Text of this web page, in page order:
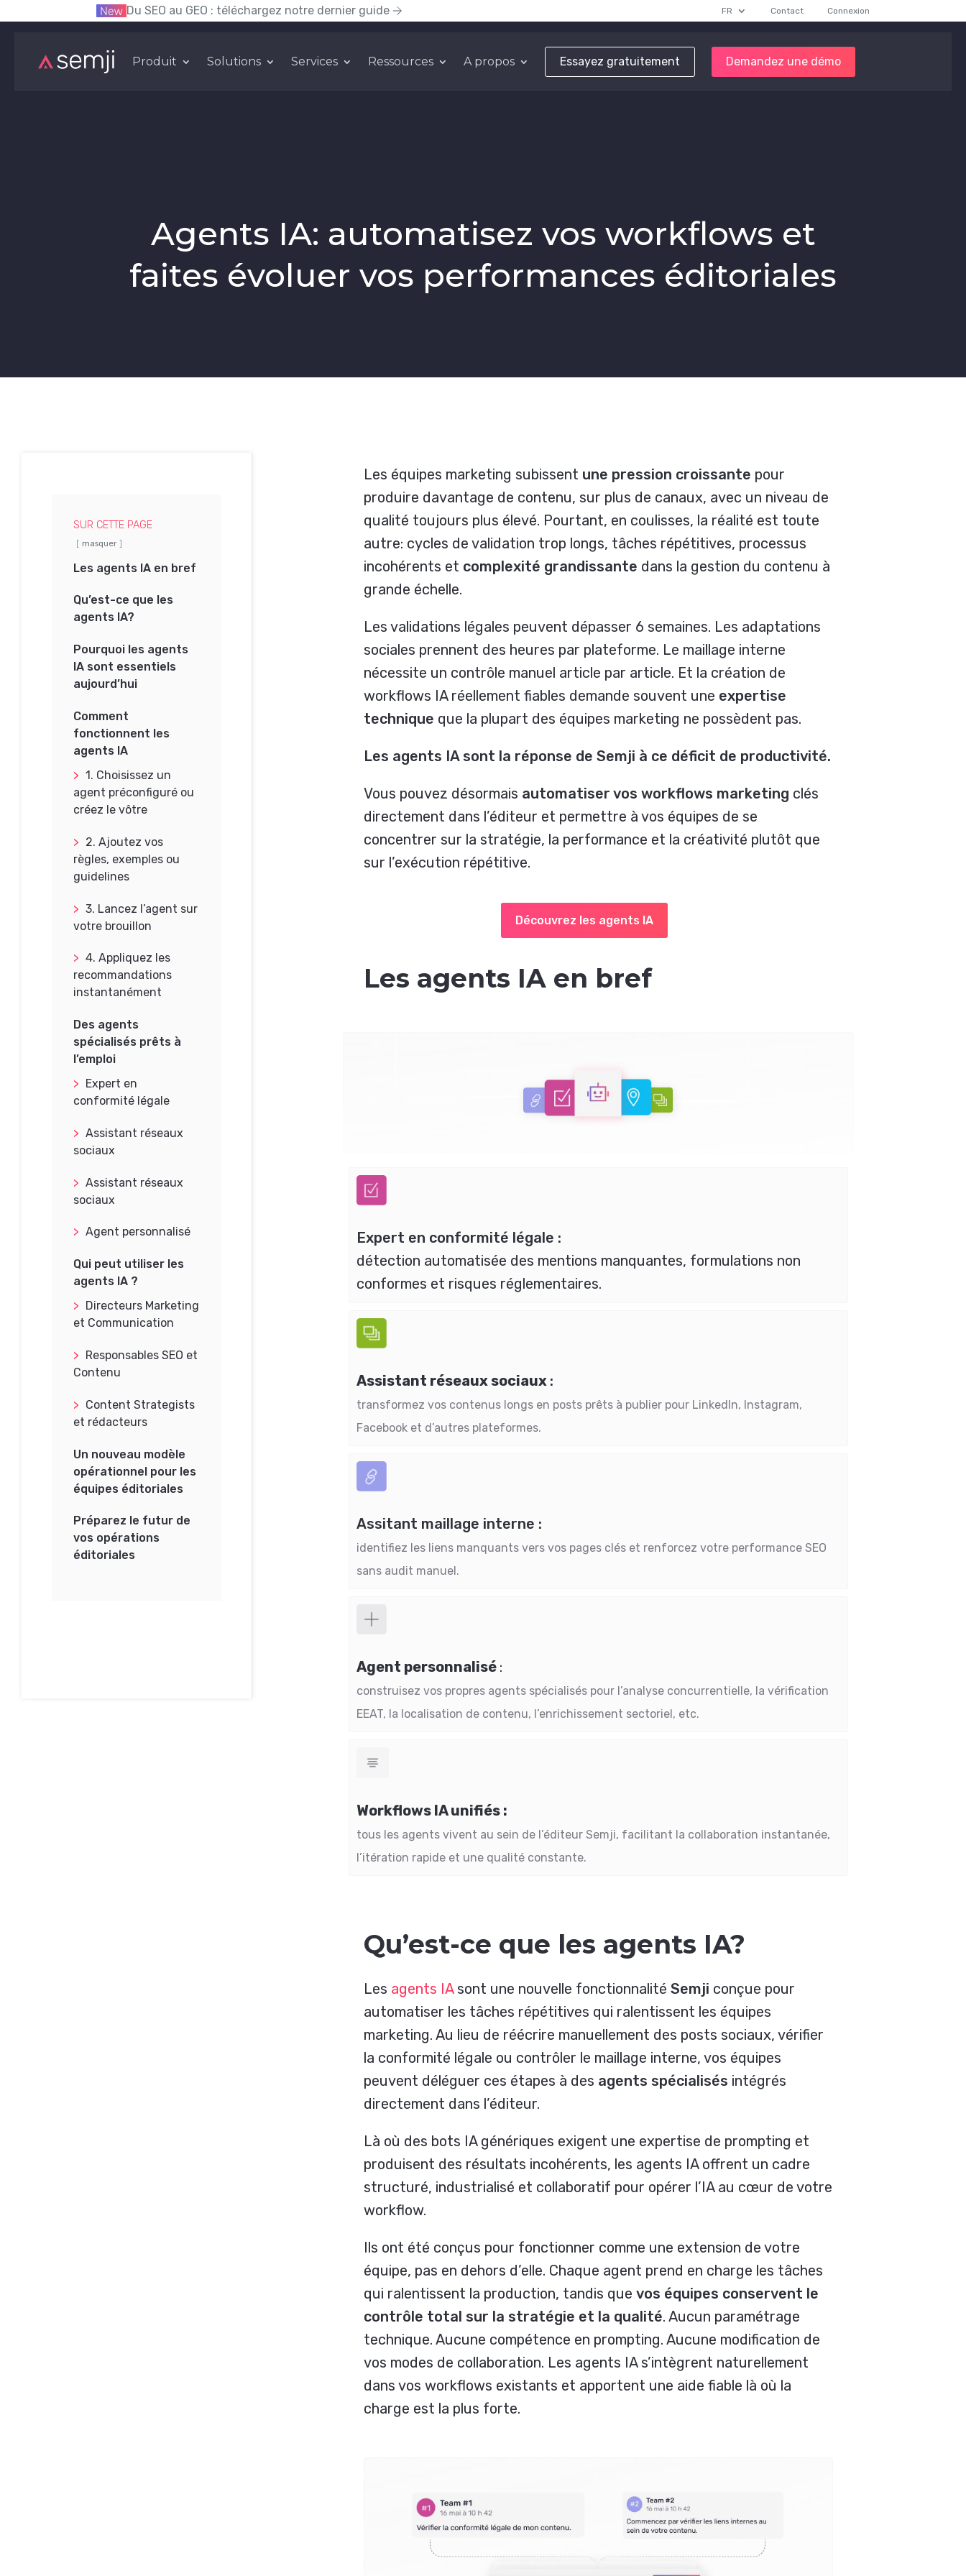
Du SEO au GEO : téléchargez notre dernier guide FR Contact Connexion
Produit Solutions Services Ressources A propos Essayez gratuitement Demandez une démo
Agents IA: automatisez vos workflows et
faites évoluer vos performances éditoriales
SUR CETTE PAGE
masquer
Les agents IA en bref
Qu’est-ce que les
agents IA?
Pourquoi les agents
IA sont essentiels
aujourd’hui
Comment
fonctionnent les
agents IA
1. Choisissez un
agent préconfiguré ou
créez le vôtre
2. Ajoutez vos
règles, exemples ou
guidelines
3. Lancez l’agent sur
votre brouillon
4. Appliquez les
recommandations
instantanément
Des agents
spécialisés prêts à
l’emploi
Expert en
conformité légale
Assistant réseaux
sociaux
Assistant réseaux
sociaux
Agent personnalisé
Qui peut utiliser les
agents IA ?
Directeurs Marketing
et Communication
Responsables SEO et
Contenu
Content Strategists
et rédacteurs
Un nouveau modèle
opérationnel pour les
équipes éditoriales
Préparez le futur de
vos opérations
éditoriales
Les équipes marketing subissent une pression croissante pour
produire davantage de contenu, sur plus de canaux, avec un niveau de
qualité toujours plus élevé. Pourtant, en coulisses, la réalité est toute
autre: cycles de validation trop longs, tâches répétitives, processus
incohérents et complexité grandissante dans la gestion du contenu à
grande échelle.
Les validations légales peuvent dépasser 6 semaines. Les adaptations
sociales prennent des heures par plateforme. Le maillage interne
nécessite un contrôle manuel article par article. Et la création de
workflows IA réellement fiables demande souvent une expertise
technique que la plupart des équipes marketing ne possèdent pas.
Les agents IA sont la réponse de Semji à ce déficit de productivité.
Vous pouvez désormais automatiser vos workflows marketing clés
directement dans l’éditeur et permettre à vos équipes de se
concentrer sur la stratégie, la performance et la créativité plutôt que
sur l’exécution répétitive.
Découvrez les agents IA
Les agents IA en bref
Expert en conformité légale :
détection automatisée des mentions manquantes, formulations non
conformes et risques réglementaires.
Assistant réseaux sociaux :
transformez vos contenus longs en posts prêts à publier pour LinkedIn, Instagram,
Facebook et d’autres plateformes.
Assitant maillage interne :
identifiez les liens manquants vers vos pages clés et renforcez votre performance SEO
sans audit manuel.
Agent personnalisé :
construisez vos propres agents spécialisés pour l’analyse concurrentielle, la vérification
EEAT, la localisation de contenu, l’enrichissement sectoriel, etc.
Workflows IA unifiés :
tous les agents vivent au sein de l’éditeur Semji, facilitant la collaboration instantanée,
l’itération rapide et une qualité constante.
Qu’est-ce que les agents IA?
Les agents IAsont une nouvelle fonctionnalitéSemji conçue pour
automatiser les tâches répétitives qui ralentissent les équipes
marketing. Au lieu de réécrire manuellement des posts sociaux, vérifier
la conformité légale ou contrôler le maillage interne, vos équipes
peuvent déléguer ces étapes à des agents spécialisés intégrés
directement dans l’éditeur.
Là où des bots IA génériques exigent une expertise de prompting et
produisent des résultats incohérents, les agents IA offrent un cadre
structuré, industrialisé et collaboratif pour opérer l’IA au cœur de votre
workflow.
Ils ont été conçus pour fonctionner comme une extension de votre
équipe, pas en dehors d’elle. Chaque agent prend en charge les tâches
qui ralentissent la production, tandis quevos équipes conservent le
contrôle total sur la stratégie et la qualité. Aucun paramétrage
technique. Aucune compétence en prompting. Aucune modification de
vos modes de collaboration. Les agents IA s’intègrent naturellement
dans vos workflows existants et apportent une aide fiable là où la
charge est la plus forte.